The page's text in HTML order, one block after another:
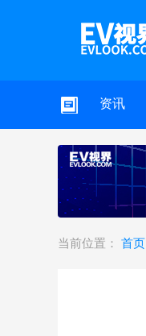
资讯
当前位置： 首页